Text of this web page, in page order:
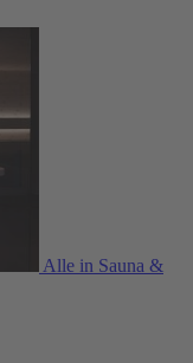
Alle in Sauna &